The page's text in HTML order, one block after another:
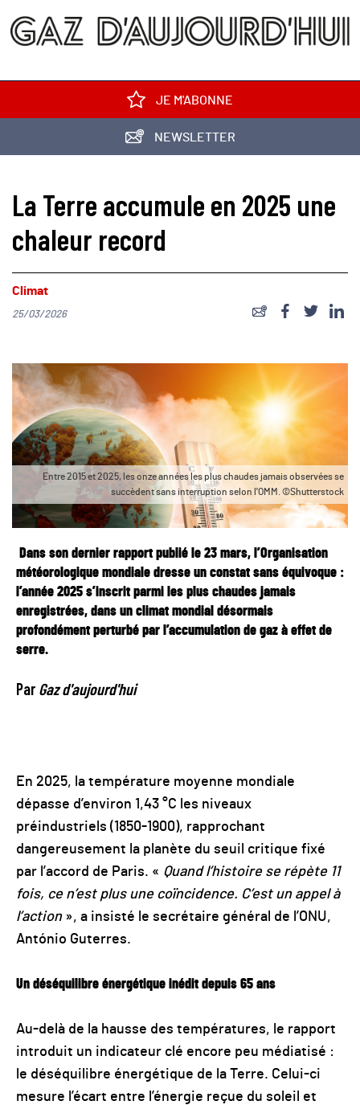
JE M'ABONNE
NEWSLETTER
La Terre accumule en 2025 une
chaleur record
Climat
25/03/2026
Entre 2015 et 2025, les onze années les plus chaudes jamais observées se
succèdent sans interruption selon l'OMM. ©Shutterstock
Dans son dernier rapport publié le 23 mars, l’Organisation
météorologique mondiale dresse un constat sans équivoque :
l’année 2025 s’inscrit parmi les plus chaudes jamais
enregistrées, dans un climat mondial désormais
profondément perturbé par l’accumulation de gaz à effet de
serre.
Par Gaz d'aujourd'hui
En 2025, la température moyenne mondiale
dépasse d’environ 1,43 °C les niveaux
préindustriels (1850-1900), rapprochant
dangereusement la planète du seuil critique fixé
par l’accord de Paris. « Quand l’histoire se répète 11
fois, ce n’est plus une coïncidence. C’est un appel à
l’action », a insisté le secrétaire général de l’ONU,
António Guterres.
Un déséquilibre énergétique inédit depuis 65 ans
Au-delà de la hausse des températures, le rapport
introduit un indicateur clé encore peu médiatisé :
le déséquilibre énergétique de la Terre. Celui-ci
mesure l’écart entre l’énergie reçue du soleil et